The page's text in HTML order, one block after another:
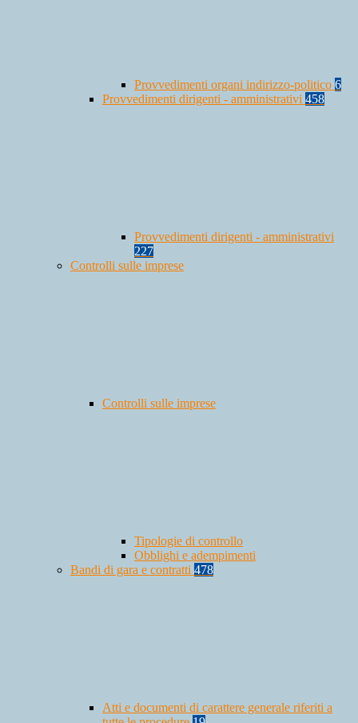
Provvedimenti organi indirizzo-politico 6
Provvedimenti dirigenti - amministrativi 458
Provvedimenti dirigenti - amministrativi
227
Controlli sulle imprese
Controlli sulle imprese
Tipologie di controllo
Obblighi e adempimenti
Bandi di gara e contratti 478
Atti e documenti di carattere generale riferiti a